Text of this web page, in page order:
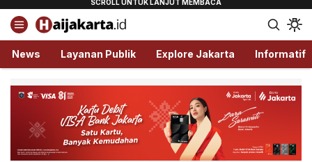
Haijakarta.id
Semua Tentang Jakarta Ada Disini!
News Layanan Publik Explore Jakarta Informatif